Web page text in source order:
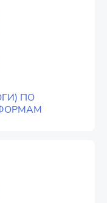
ПО